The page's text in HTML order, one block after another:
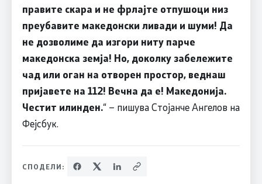
правите скара и не фрлајте отпушоци низ
преубавите македонски ливади и шуми! Да
не дозволиме да изгори ниту парче
македонска земја! Но, доколку забележите
чад или оган на отворен простор, веднаш
пријавете на 112! Вечна да е! Македонија.
Честит илинден.“ – пишува Стојанче Ангелов на
Фејсбук.
СПОДЕЛИ: